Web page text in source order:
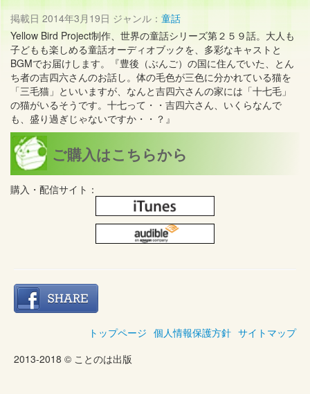
掲載日 2014年3月19日 ジャンル： 童話
Yellow Bird Project制作、世界の童話シリーズ第２５９話。大人も
子どもも楽しめる童話オーディオブックを、多彩なキャストと
BGMでお届けします。『豊後（ぶんご）の国に住んでいた、とん
ち者の吉四六さんのお話し。体の毛色が三色に分かれている猫を
「三毛猫」といいますが、なんと吉四六さんの家には「十七毛」
の猫がいるそうです。十七って・・吉四六さん、いくらなんで
も、盛り過ぎじゃないですか・・？』
ご購入はこちらから
購入・配信サイト：
トップページ 個人情報保護方針 サイトマップ
2013-2018 © ことのは出版